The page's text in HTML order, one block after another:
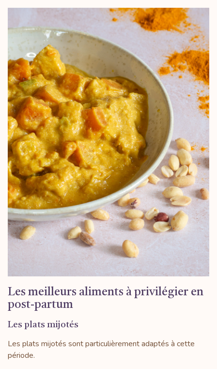
Les meilleurs aliments à privilégier en
post-partum
Les plats mijotés
Les plats mijotés sont particulièrement adaptés à cette
période.